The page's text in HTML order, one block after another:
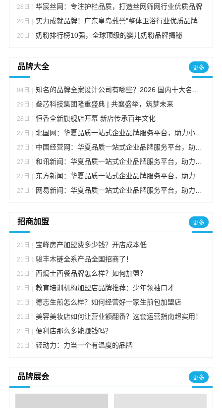
28日 华宸丝网：专注护栏品质，打造丝网筛网行业优质品牌
20日 实力成就品牌！广东皇岛载誉"整体卫浴行业优质品牌荣誉称号"
20日 奶粉排行榜10强，全球顶级的婴儿奶粉品牌揭秘
品牌大全 更多
04日 知名的品牌全案设计公司有哪些？2026 国内十大名单 + 合作避坑指南
29日 叁芯科技集团隆重盛典 | 共襄盛举，筑梦未来
28日 恒香全新旗舰店开幕 新店传承百年文化
27日 北国网：华夏品质一站式企业品牌服务平台，助力小企业成就大品牌
27日 中国经营网：华夏品质一站式企业品牌服务平台，助力小企业成就大品牌
27日 和讯新闻：华夏品质一站式企业品牌服务平台，助力小企业成就大品牌
27日 东方新闻：华夏品质一站式企业品牌服务平台，助力小企业成就大品牌
27日 网易新闻：华夏品质一站式企业品牌服务平台，助力小企业成就大品牌
招商加盟 更多
21日 宝峰房产加盟费多少钱？开店成本低
21日 骏丰木链全系产品全国招商了！
21日 西焗士西餐品牌怎么样？如何加盟？
21日 教育培训机构加盟店品牌推荐：少年领袖口才
21日 德志生煎怎么样？如何经营好一家生煎包加盟店
21日 美容美妆店如何让营业额翻番？这套运营指南超实用！
21日 便利店那么多能赚钱吗？
21日 轻动力：力当一个有温度的品牌
品牌展会 更多